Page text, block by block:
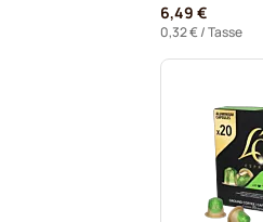
6,49 €
0,32 €/ Tasse